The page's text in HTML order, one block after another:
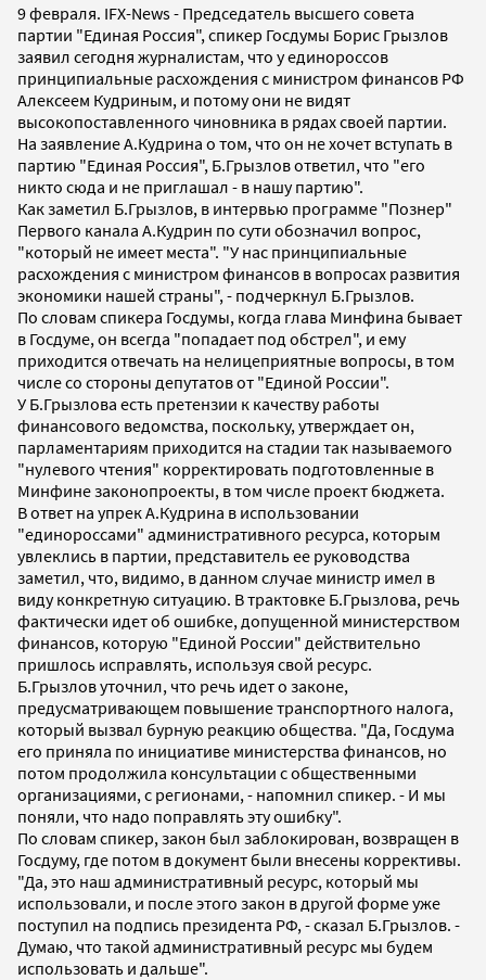
9 февраля. IFX-News - Председатель высшего совета
партии "Единая Россия", спикер Госдумы Борис Грызлов
заявил сегодня журналистам, что у единороссов
принципиальные расхождения с министром финансов РФ
Алексеем Кудриным, и потому они не видят
высокопоставленного чиновника в рядах своей партии.
На заявление А.Кудрина о том, что он не хочет вступать в
партию "Единая Россия", Б.Грызлов ответил, что "его
никто сюда и не приглашал - в нашу партию".
Как заметил Б.Грызлов, в интервью программе "Познер"
Первого канала А.Кудрин по сути обозначил вопрос,
"который не имеет места". "У нас принципиальные
расхождения с министром финансов в вопросах развития
экономики нашей страны", - подчеркнул Б.Грызлов.
По словам спикера Госдумы, когда глава Минфина бывает
в Госдуме, он всегда "попадает под обстрел", и ему
приходится отвечать на нелицеприятные вопросы, в том
числе со стороны депутатов от "Единой России".
У Б.Грызлова есть претензии к качеству работы
финансового ведомства, поскольку, утверждает он,
парламентариям приходится на стадии так называемого
"нулевого чтения" корректировать подготовленные в
Минфине законопроекты, в том числе проект бюджета.
В ответ на упрек А.Кудрина в использовании
"единороссами" административного ресурса, которым
увлеклись в партии, представитель ее руководства
заметил, что, видимо, в данном случае министр имел в
виду конкретную ситуацию. В трактовке Б.Грызлова, речь
фактически идет об ошибке, допущенной министерством
финансов, которую "Единой России" действительно
пришлось исправлять, используя свой ресурс.
Б.Грызлов уточнил, что речь идет о законе,
предусматривающем повышение транспортного налога,
который вызвал бурную реакцию общества. "Да, Госдума
его приняла по инициативе министерства финансов, но
потом продолжила консультации с общественными
организациями, с регионами, - напомнил спикер. - И мы
поняли, что надо поправлять эту ошибку".
По словам спикер, закон был заблокирован, возвращен в
Госдуму, где потом в документ были внесены коррективы.
"Да, это наш административный ресурс, который мы
использовали, и после этого закон в другой форме уже
поступил на подпись президента РФ, - сказал Б.Грызлов. -
Думаю, что такой административный ресурс мы будем
использовать и дальше".